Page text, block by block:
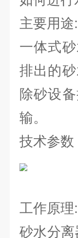
主要用途:
一体式
排出的
除砂设
输。
技术参数
工作原理:
砂水分